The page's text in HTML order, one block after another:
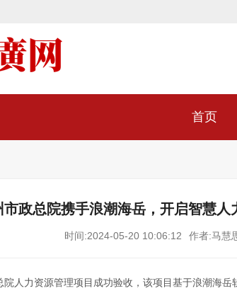
首页
政总院携手浪潮海岳，开启智慧人
时间:2024-05-20 10:06:12 作者:马慧
院人力资源管理项目成功验收，该项目基于浪潮海